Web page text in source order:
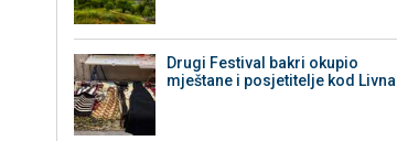
Drugi Festival bakri okupio
mještane i posjetitelje kod Livna